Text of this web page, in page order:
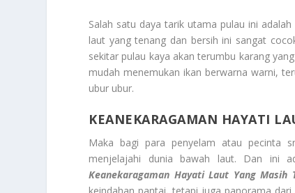
Salah satu daya tarik utama pulau ini
laut yang tenang dan bersih ini sangat
sekitar pulau kaya akan terumbu karang
mudah menemukan ikan berwarna warni,
ubur ubur.
KEANEKARAGAMAN HAYATI
Maka bagi para penyelam atau pecinta
menjelajahi dunia bawah laut. Dan ini
Keanekaragaman Hayati Laut Yang Masih